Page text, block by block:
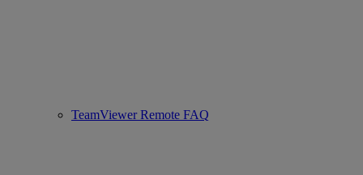
TeamViewer Remote FAQ